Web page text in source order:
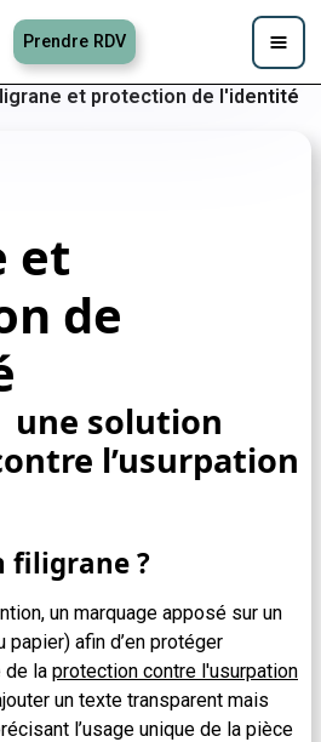
Prendre RDV
et protection de l'identité
et
de
une solution
l’usurpation
filigrane ?
un marquage apposé sur un
papier) afin d’en protéger
de la protection contre l'usurpation
un texte transparent mais
l’usage unique de la pièce